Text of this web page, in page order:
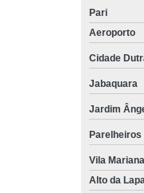
Pari
Aeroporto
Cidade
Jabaquara
Jardim
Parelheiros
Vila Mariana
Alto da Lapa